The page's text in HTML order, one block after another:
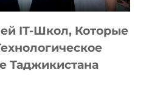
IT-Школ, Которые
Таджикистана